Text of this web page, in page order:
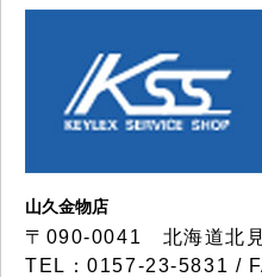
山久金物店
〒090-0041 北海道北
TEL：0157-23-5831 /